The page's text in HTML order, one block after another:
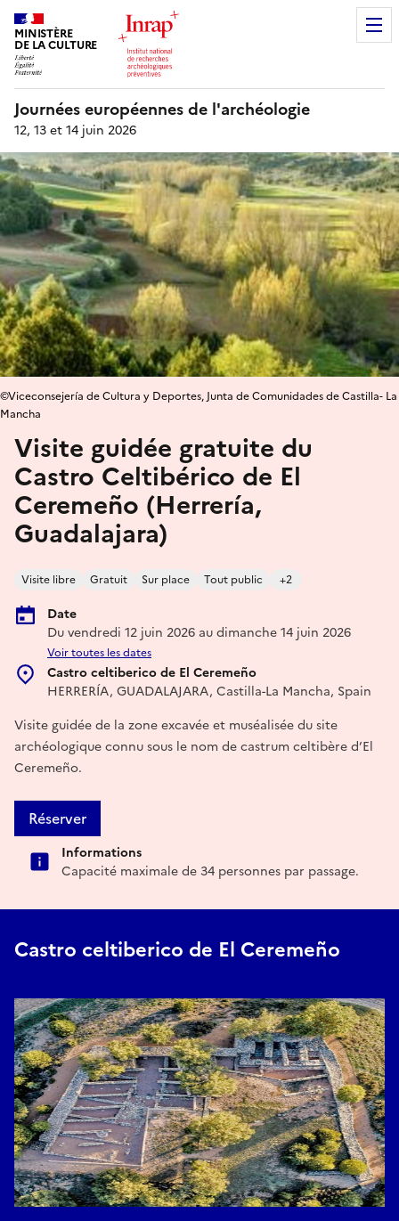
MINISTÈRE
DE LA CULTURE
Journées européennes de l'archéologie
12, 13 et 14 juin 2026
Visite guidée gratuite du
Castro Celtibérico de El
Ceremeño (Herrería,
Guadalajara)
Visite libre Gratuit Sur place Tout public +2
Date
Du vendredi 12 juin 2026 au dimanche 14 juin 2026
Voir toutes les dates
Castro celtiberico de El Ceremeño
HERRERÍA, GUADALAJARA, Castilla-La Mancha, Spain
©Viceconsejería de Cultura y Deportes, Junta de Comunidades de Castilla- La
Mancha
Visite guidée de la zone excavée et muséalisée du site
archéologique connu sous le nom de castrum celtibère d’El
Ceremeño.
Réserver
Informations
Capacité maximale de 34 personnes par passage.
Castro celtiberico de El Ceremeño